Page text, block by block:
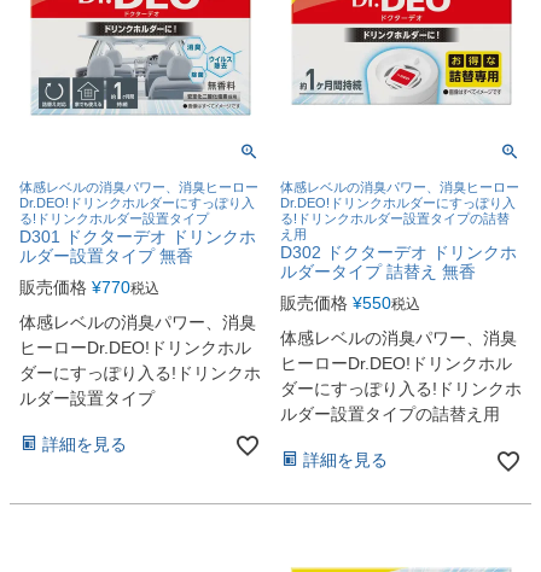
体感レベルの消臭パワー、消臭ヒーロー
Dr.DEO!ドリンクホルダーにすっぽり入
る!ドリンクホルダー設置タイプ
D301 ドクターデオ ドリンクホ
ルダー設置タイプ 無香
販売価格 ¥770税込
体感レベルの消臭パワー、消臭
ヒーローDr.DEO!ドリンクホル
ダーにすっぽり入る!ドリンクホ
ルダー設置タイプ
詳細を見る
体感レベルの消臭パワー、消臭ヒーロー
Dr.DEO!ドリンクホルダーにすっぽり入
る!ドリンクホルダー設置タイプの詰替
え用
D302 ドクターデオ ドリンクホ
ルダータイプ 詰替え 無香
販売価格 ¥550税込
体感レベルの消臭パワー、消臭
ヒーローDr.DEO!ドリンクホル
ダーにすっぽり入る!ドリンクホ
ルダー設置タイプの詰替え用
詳細を見る